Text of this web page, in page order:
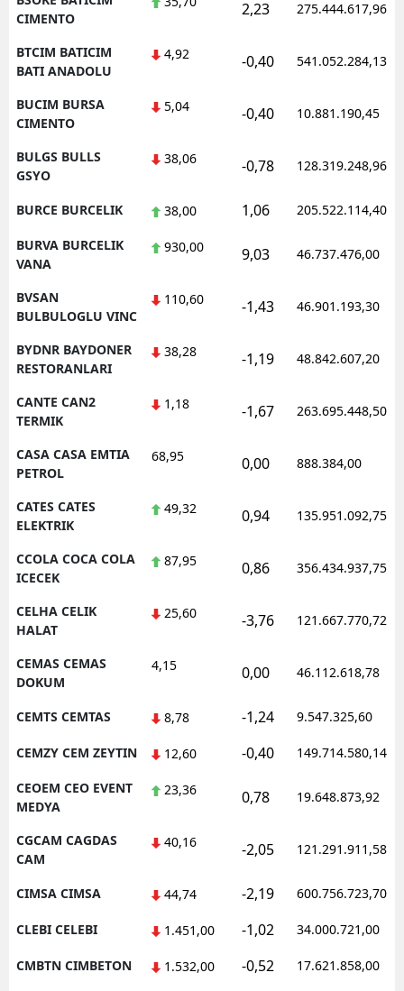
CIMENTO
2,23 275.444.617,96
BTCIM BATICIM
BATI ANADOLU
4,92 -0,40 541.052.284,13
BUCIM BURSA
CIMENTO
5,04 -0,40 10.881.190,45
BULGS BULLS
GSYO
38,06 -0,78 128.319.248,96
BURCE BURCELIK 38,00 1,06 205.522.114,40
BURVA BURCELIK
VANA
930,00 9,03 46.737.476,00
BVSAN
BULBULOGLU VINC
110,60 -1,43 46.901.193,30
BYDNR BAYDONER
RESTORANLARI
38,28 -1,19 48.842.607,20
CANTE CAN2
TERMIK
1,18 -1,67 263.695.448,50
CASA CASA EMTIA
PETROL
68,95 0,00 888.384,00
CATES CATES
ELEKTRIK
49,32 0,94 135.951.092,75
CCOLA COCA COLA
ICECEK
87,95 0,86 356.434.937,75
CELHA CELIK
HALAT
25,60 -3,76 121.667.770,72
CEMAS CEMAS
DOKUM
4,15 0,00 46.112.618,78
CEMTS CEMTAS 8,78 -1,24 9.547.325,60
CEMZY CEM ZEYTIN 12,60 -0,40 149.714.580,14
CEOEM CEO EVENT
MEDYA
23,36 0,78 19.648.873,92
CGCAM CAGDAS
CAM
40,16 -2,05 121.291.911,58
CIMSA CIMSA 44,74 -2,19 600.756.723,70
CLEBI CELEBI 1.451,00 -1,02 34.000.721,00
CMBTN CIMBETON 1.532,00 -0,52 17.621.858,00